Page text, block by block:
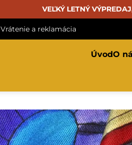
VEĽKÝ LETNÝ
Vrátenie a reklamácia
ÚvodO